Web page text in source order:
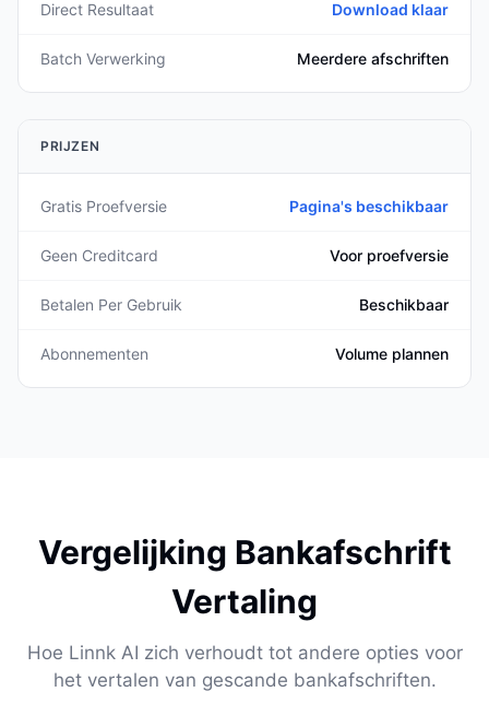
Direct Resultaat Download klaar
Batch Verwerking Meerdere afschriften
PRIJZEN
Gratis Proefversie Pagina's beschikbaar
Geen Creditcard Voor proefversie
Betalen Per Gebruik Beschikbaar
Abonnementen Volume plannen
Vergelijking Bankafschrift
Vertaling
Hoe Linnk AI zich verhoudt tot andere opties voor
het vertalen van gescande bankafschriften.